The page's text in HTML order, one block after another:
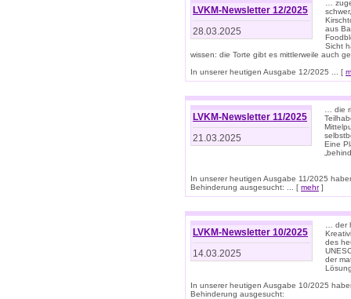
LVKM-Newsletter 12/2025
28.03.2025
…
aus
Sicht
wissen: die Torte gibt es mittlerweile auch
In unserer heutigen Ausgabe 12/2025 ... [
LVKM-Newsletter 11/2025
21.03.2025
… die
Eine
In unserer heutigen Ausgabe 11/2025
Behinderung ausgesucht: ... [ mehr]
LVKM-Newsletter 10/2025
14.03.2025
… der
des
der
In unserer heutigen Ausgabe 10/2025
Behinderung ausgesucht: